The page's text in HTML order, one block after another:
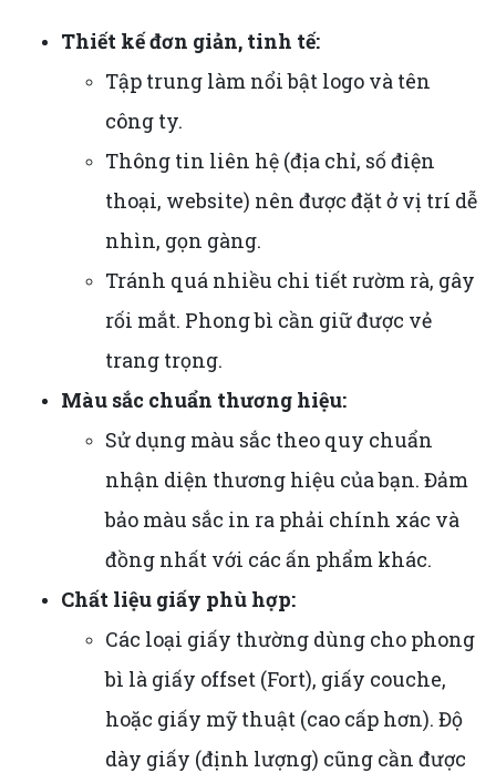
Thiết kế đơn giản, tinh tế:
Tập trung làm nổi bật logo và tên
công ty.
Thông tin liên hệ (địa chỉ, số điện
thoại, website) nên được đặt ở vị trí dễ
nhìn, gọn gàng.
Tránh quá nhiều chi tiết rườm rà, gây
rối mắt. Phong bì cần giữ được vẻ
trang trọng.
Màu sắc chuẩn thương hiệu:
Sử dụng màu sắc theo quy chuẩn
nhận diện thương hiệu của bạn. Đảm
bảo màu sắc in ra phải chính xác và
đồng nhất với các ấn phẩm khác.
Chất liệu giấy phù hợp:
Các loại giấy thường dùng cho phong
bì là giấy offset (Fort), giấy couche,
hoặc giấy mỹ thuật (cao cấp hơn). Độ
dày giấy (định lượng) cũng cần được